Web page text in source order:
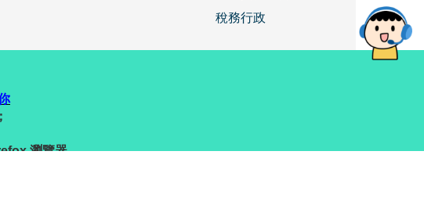
稅務行政
瀏覽器